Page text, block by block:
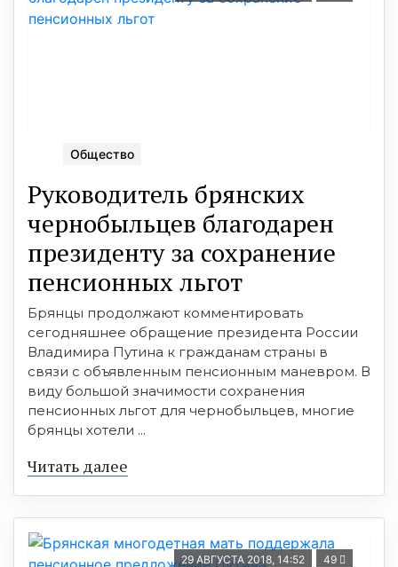
Общество
Руководитель брянских
чернобыльцев благодарен
президенту за сохранение
пенсионных льгот
Брянцы продолжают комментировать
сегодняшнее обращение президента России
Владимира Путина к гражданам страны в
связи с объявленным пенсионным маневром. В
виду большой значимости сохранения
пенсионных льгот для чернобыльцев, многие
брянцы хотели ...
Читать далее
29 АВГУСТА 2018, 14:52 49